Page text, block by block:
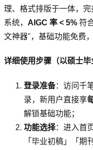
理、格式排版于一体，
系统， AIGC 率 < 5% 符
文神器"，基础功能免费
详细使用步骤（以硕士毕
登录准备：访问千
录，新用户直接享
解锁基础功能；
功能选择：进入首
「毕业初稿」「期